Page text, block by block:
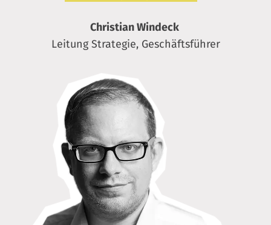
Christian Windeck
Leitung Strategie, Geschäftsführer